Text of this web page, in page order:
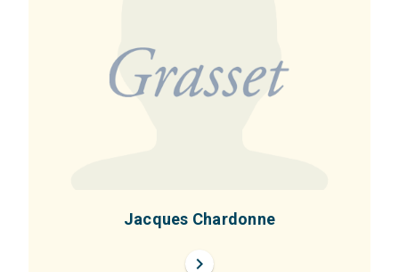
Jacques Chardonne
chevron_right